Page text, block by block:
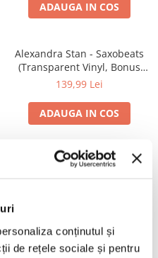
conținutul și
de rețele sociale și pentru
ADAUGA IN COS
Alexandra Stan - Saxobeats
(Transparent Vinyl, Bonus
Tracks) ) (Disc Vinil)
139,99 Lei
ADAUGA IN COS
R.E.M. - Monster , (CD)